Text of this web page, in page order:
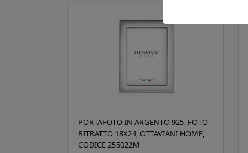
PORTAFOTO IN ARGENTO 925, FOTO
RITRATTO 18X24, OTTAVIANI HOME,
CODICE 255022M